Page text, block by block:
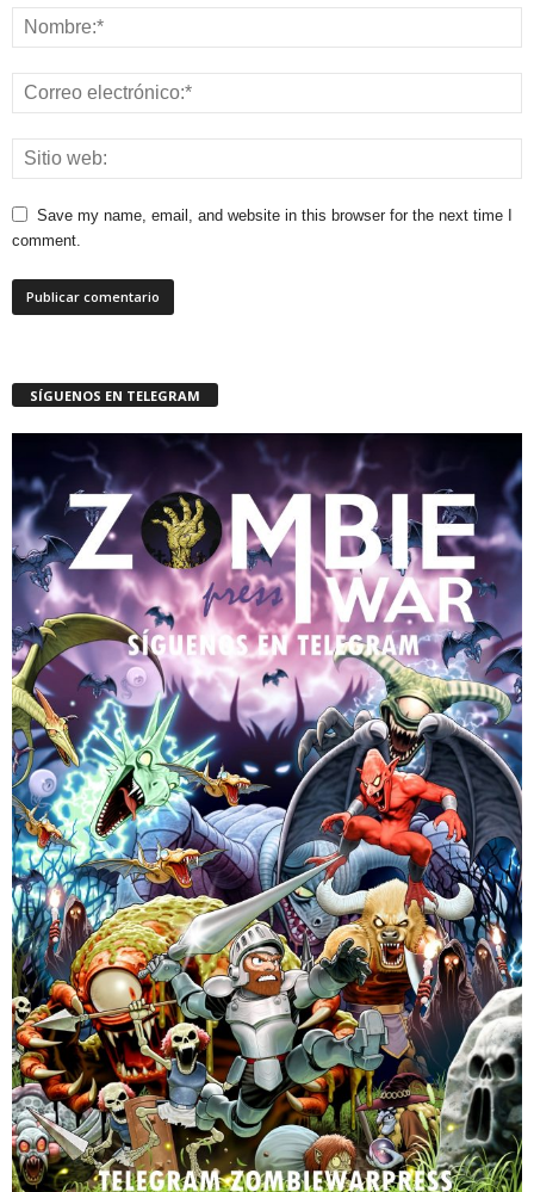
Save my name, email, and website in this browser for the next time I
comment.
SÍGUENOS EN TELEGRAM